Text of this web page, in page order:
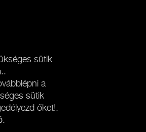
sütik
a
sütik
őket!.
.